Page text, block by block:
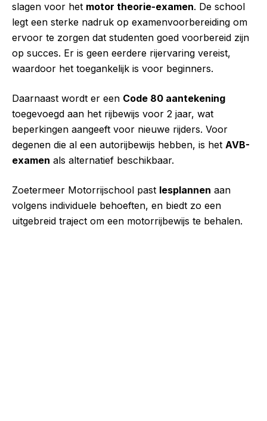
slagen voor het motor theorie-examen. De school
legt een sterke nadruk op examenvoorbereiding om
ervoor te zorgen dat studenten goed voorbereid zijn
op succes. Er is geen eerdere rijervaring vereist,
waardoor het toegankelijk is voor beginners.
Daarnaast wordt er een Code 80 aantekening
toegevoegd aan het rijbewijs voor 2 jaar, wat
beperkingen aangeeft voor nieuwe rijders. Voor
degenen die al een autorijbewijs hebben, is het AVB-
examen als alternatief beschikbaar.
Zoetermeer Motorrijschool past lesplannen aan
volgens individuele behoeften, en biedt zo een
uitgebreid traject om een motorrijbewijs te behalen.